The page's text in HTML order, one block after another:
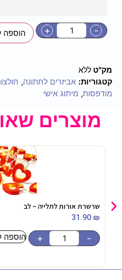
-
+ הוספה
מק"ט ללא
קטגוריות: אביזרים לחתונה,
מודפסות, מיתוג אישי
מוצרים
שרשרת אורות לתלייה – לב
31.90 ₪
-
+ הוספה